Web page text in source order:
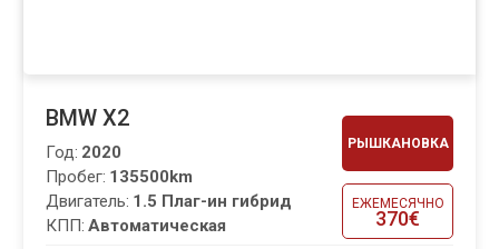
РЫШКАНОВКА
ЕЖЕМЕСЯЧНО
370€
BMW X2
Пробег: 135500km
Год: 2020
Двигатель: 1.5 Плаг-ин гибрид
КПП: Автоматическая